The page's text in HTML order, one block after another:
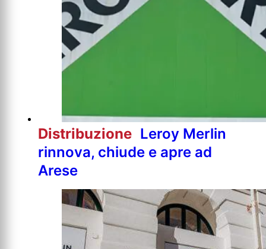
Distribuzione Leroy Merlin
rinnova, chiude e apre ad
Arese